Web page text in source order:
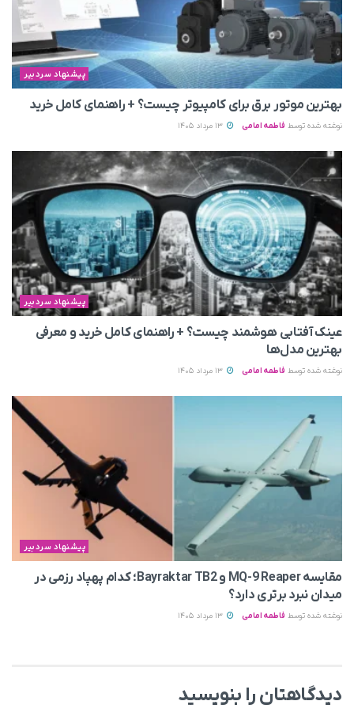
پیشنهاد سردبیر
بهترین موتور برق برای کامپیوتر چیست؟ + راهنمای کامل خرید
نوشته شده توسط فاطمه امامی
پیشنهاد سردبیر
عینک آفتابی هوشمند چیست؟ + راهنمای کامل خرید و معرفی
بهترین مدل‌ها
نوشته شده توسط فاطمه امامی
پیشنهاد سردبیر
مقایسه MQ-9 Reaper و Bayraktar TB2؛ کدام پهپاد رزمی در
میدان نبرد برتری دارد؟
نوشته شده توسط فاطمه امامی
دیدگاهتان را بنویسید